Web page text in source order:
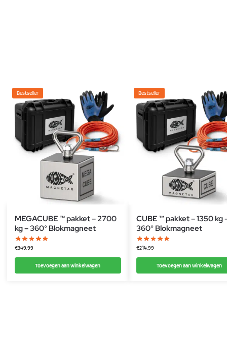
Bestseller
MEGACUBE ™ pakket – 2700
kg – 360° Blokmagneet
€349,99
Toevoegen aan winkelwagen
Bestseller
CUBE ™ pakket – 1350 kg
360° Blokmagneet
€214,99
Toevoegen aan winkelwagen